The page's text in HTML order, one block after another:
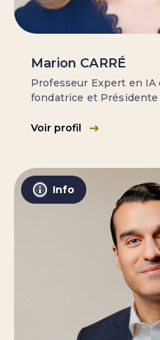
Marion CARRÉ
Professeur Expert en IA
fondatrice et Présidente
Voir profil
Info